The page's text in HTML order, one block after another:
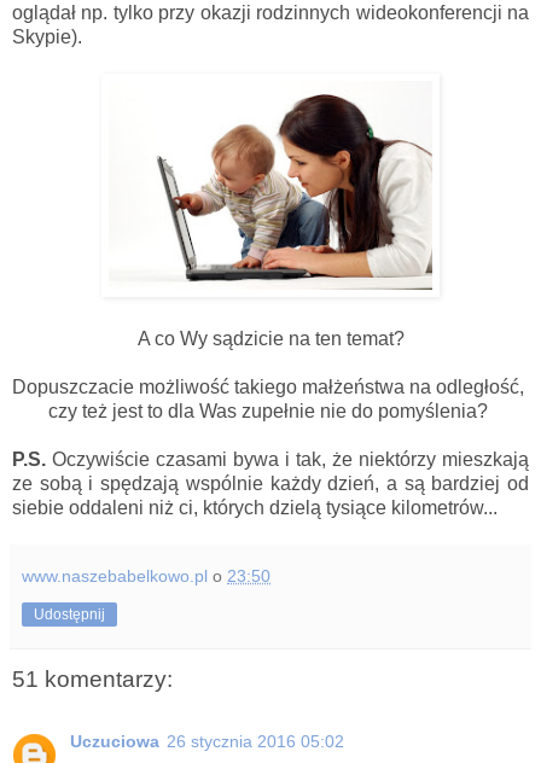
oglądał np. tylko przy okazji rodzinnych wideokonferencji na
Skypie).
A co Wy sądzicie na ten temat?
Dopuszczacie możliwość takiego małżeństwa na odległość,
czy też jest to dla Was zupełnie nie do pomyślenia?
P.S. Oczywiście czasami bywa i tak, że niektórzy mieszkają
ze sobą i spędzają wspólnie każdy dzień, a są bardziej od
siebie oddaleni niż ci, których dzielą tysiące kilometrów...
www.naszebabelkowo.pl o 23:50
Udostępnij
51 komentarzy:
Uczuciowa 26 stycznia 2016 05:02